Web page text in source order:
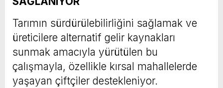
Tarımın sürdürülebilirliğini sağlamak ve
üreticilere alternatif gelir kaynakları
sunmak amacıyla yürütülen bu
çalışmayla, özellikle kırsal mahallelerde
yaşayan çiftçiler destekleniyor.